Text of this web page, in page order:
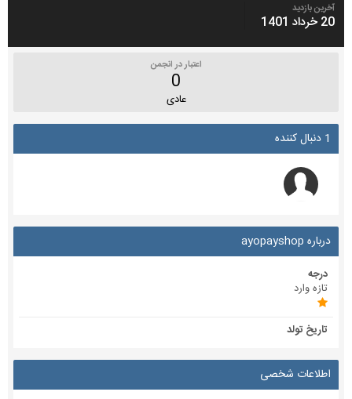
آخرین بازدید
20 خرداد 1401
اعتبار در انجمن
0
عادی
1 دنبال کننده
درباره ayopayshop
درجه
تازه وارد
تاریخ تولد
اطلاعات شخصی